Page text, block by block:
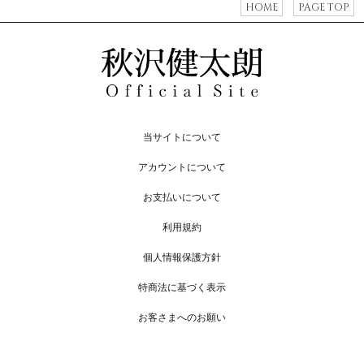
HOME PAGE TOP
当サイトについて
アカウントについて
お支払いについて
利用規約
個人情報保護方針
特商法に基づく表示
お客さまへのお願い